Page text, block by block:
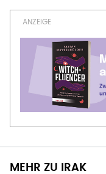
MEHR ZU IRAK